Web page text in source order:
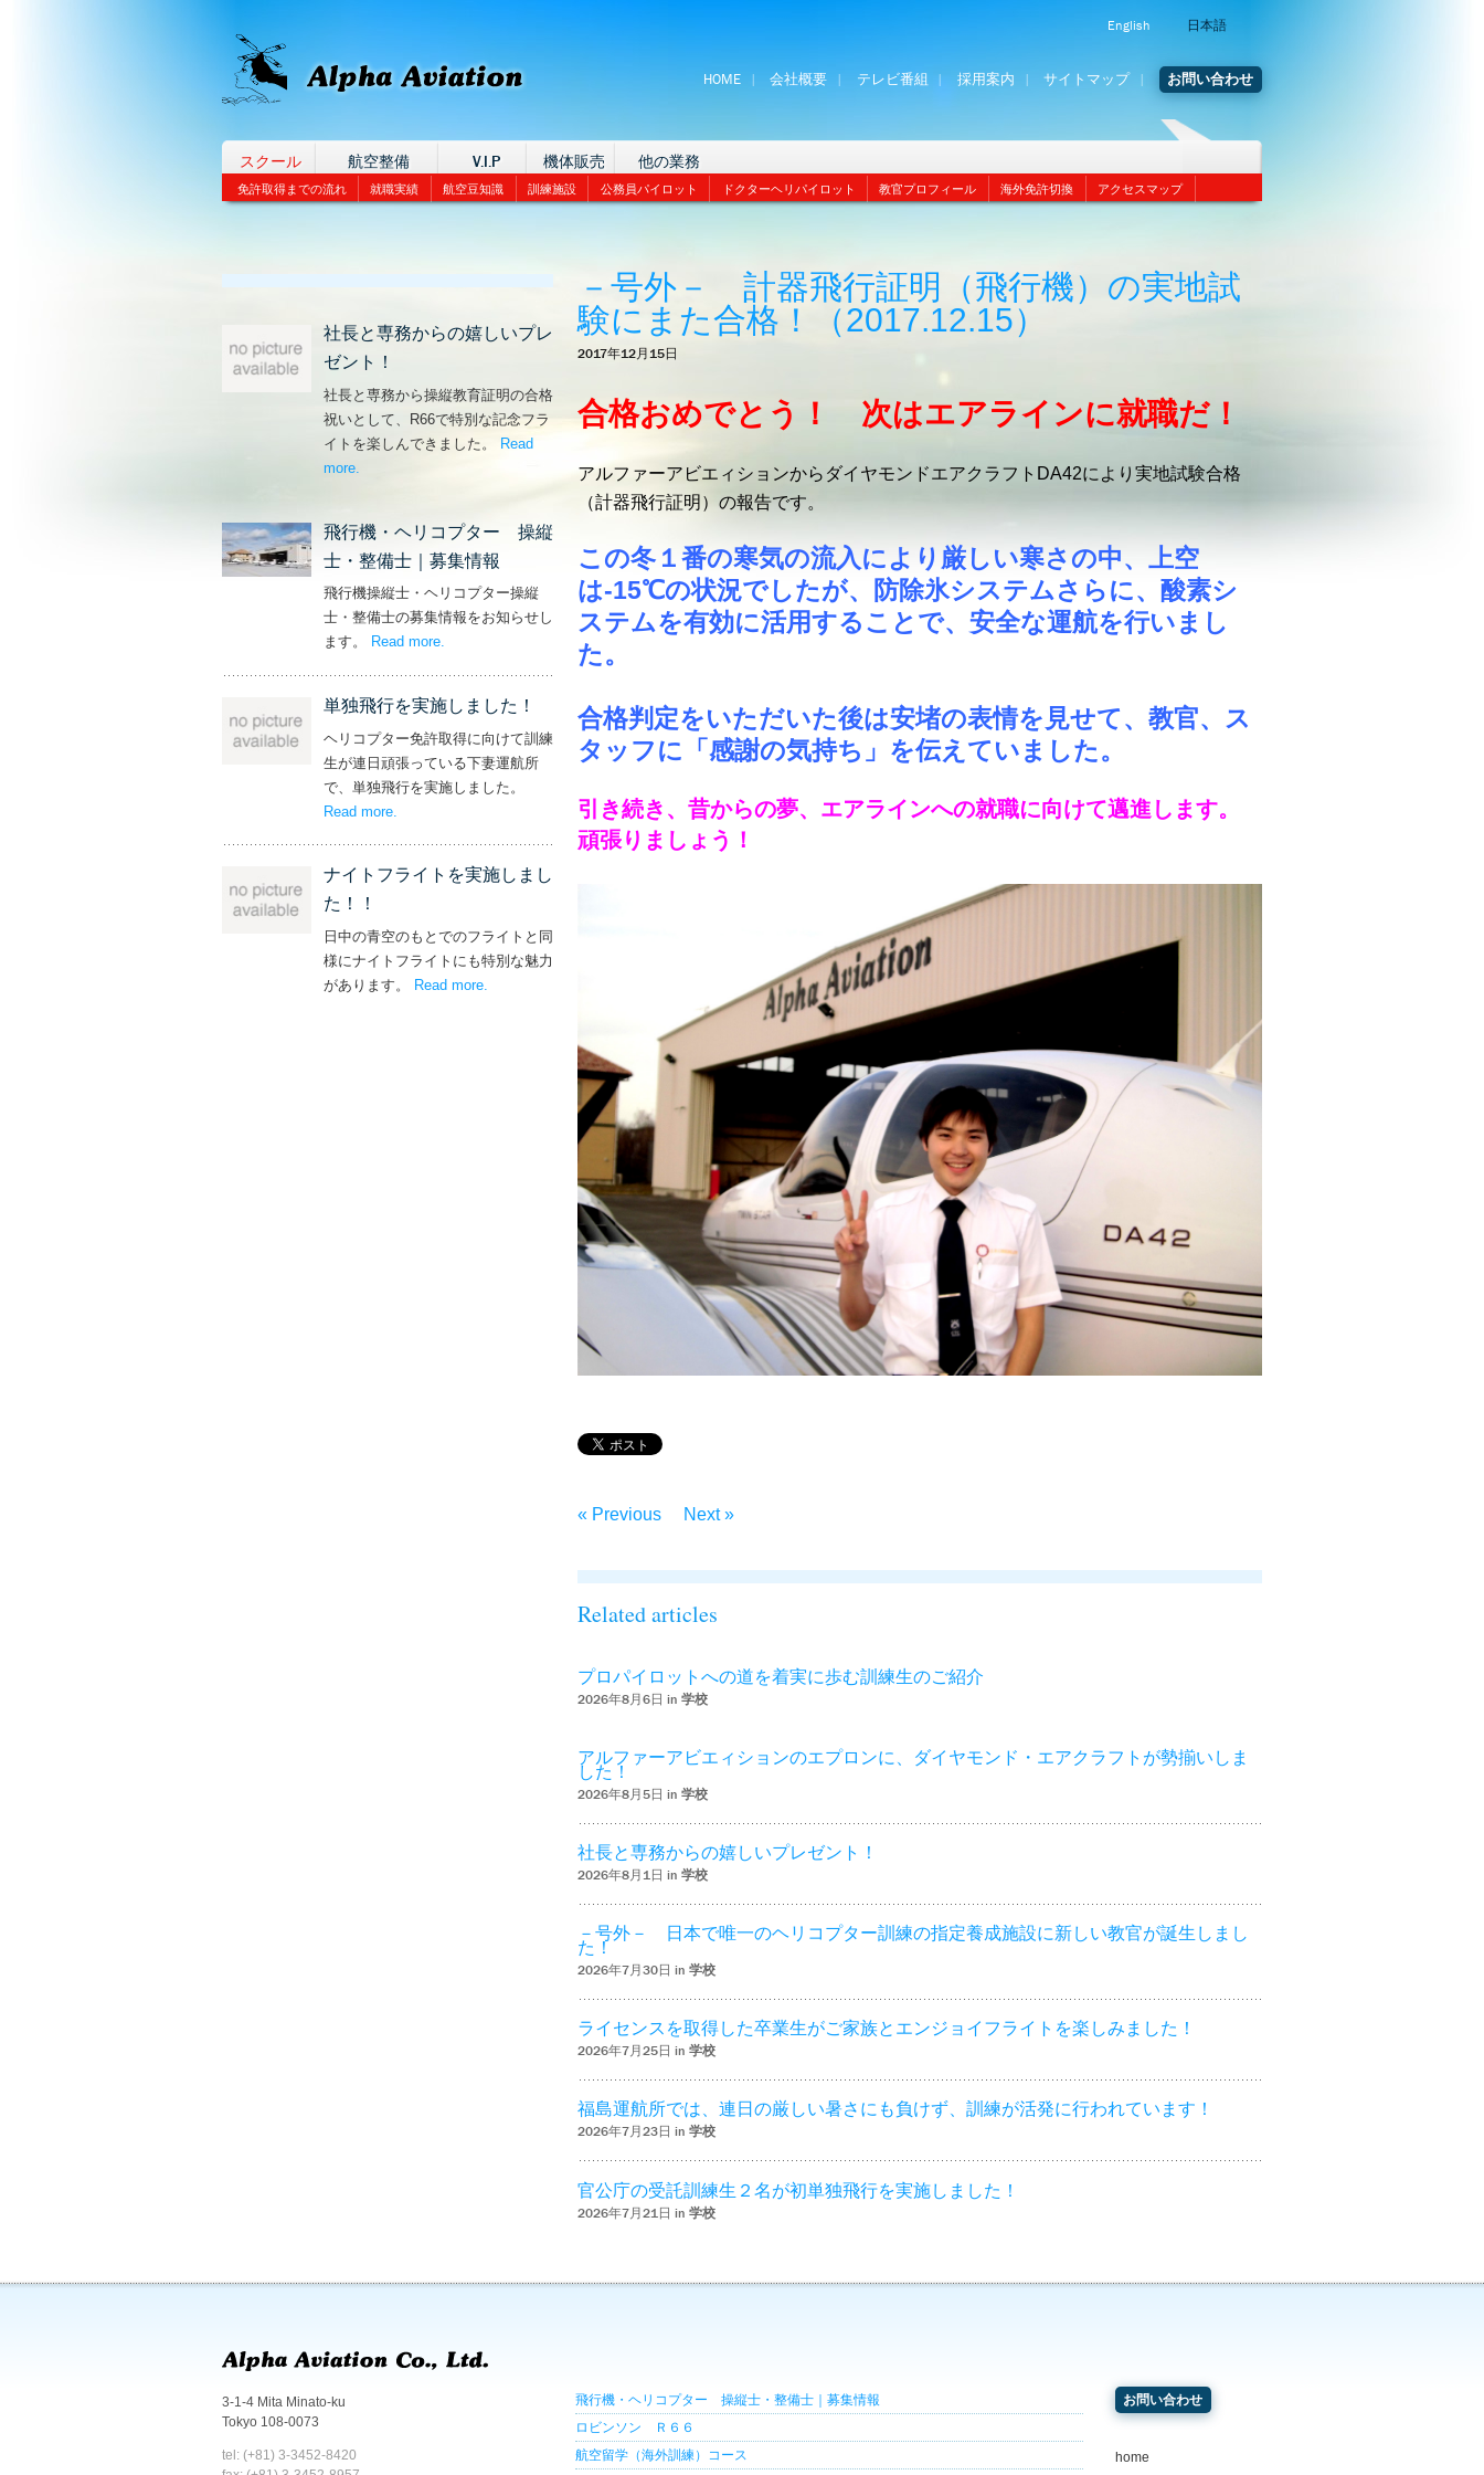
English 日本語
HOME 会社概要 テレビ番組 採用案内 サイトマップ お問い合わせ
スクール 航空整備 V.I.P 機体販売 他の業務
免許取得までの流れ 就職実績 航空豆知識 訓練施設 公務員パイロット ドクターヘリパイロット 教官プロフィール 海外免許切換 アクセスマップ
－号外－ 計器飛行証明（飛行機）の実地試
験にまた合格！（2017.12.15）
2017年12月15日
合格おめでとう！ 次はエアラインに就職だ！
アルファーアビエィションからダイヤモンドエアクラフトDA42により実地試験合格
（計器飛行証明）の報告です。
この冬１番の寒気の流入により厳しい寒さの中、上空
は-15℃の状況でしたが、防除氷システムさらに、酸素シ
ステムを有効に活用することで、安全な運航を行いまし
た。
合格判定をいただいた後は安堵の表情を見せて、教官、ス
タッフに「感謝の気持ち」を伝えていました。
引き続き、昔からの夢、エアラインへの就職に向けて邁進します。
頑張りましょう！
« Previous Next »
社長と専務からの嬉しいプレ
ゼント！
社長と専務から操縦教育証明の合格
祝いとして、R66で特別な記念フラ
イトを楽しんできました。
Read
more – ‘社長と専務からの嬉しいプレゼント！’
飛行機・ヘリコプター 操縦
士・整備士｜募集情報
飛行機操縦士・ヘリコプター操縦
士・整備士の募集情報をお知らせし
ます。
Read more– ‘飛行機・ヘリコプター 操縦士・整備士｜募集情報’
.
単独飛行を実施しました！
ヘリコプター免許取得に向けて訓練
生が連日頑張っている下妻運航所
で、単独飛行を実施しました。
Read more – ‘単独飛行を実施しました！’
ナイトフライトを実施しまし
た！！
日中の青空のもとでのフライトと同
様にナイトフライトにも特別な魅力
があります。
Read more– ‘ナイトフライトを実施しました！！’
.
Related articles
プロパイロットへの道を着実に歩む訓練生のご紹介
2026年8月6日 in 学校
アルファーアビエィションのエプロンに、ダイヤモンド・エアクラフトが勢揃いしま
した！
2026年8月5日 in 学校
社長と専務からの嬉しいプレゼント！
2026年8月1日 in 学校
－号外－ 日本で唯一のヘリコプター訓練の指定養成施設に新しい教官が誕生しまし
た！
2026年7月30日 in 学校
ライセンスを取得した卒業生がご家族とエンジョイフライトを楽しみました！
2026年7月25日 in 学校
福島運航所では、連日の厳しい暑さにも負けず、訓練が活発に行われています！
2026年7月23日 in 学校
官公庁の受託訓練生２名が初単独飛行を実施しました！
2026年7月21日 in 学校
3-1-4 Mita Minato-ku
Tokyo 108-0073
tel: (+81) 3-3452-8420
飛行機・ヘリコプター 操縦士・整備士｜募集情報
ロビンソン Ｒ６６
航空留学（海外訓練）コース
お問い合わせ
home